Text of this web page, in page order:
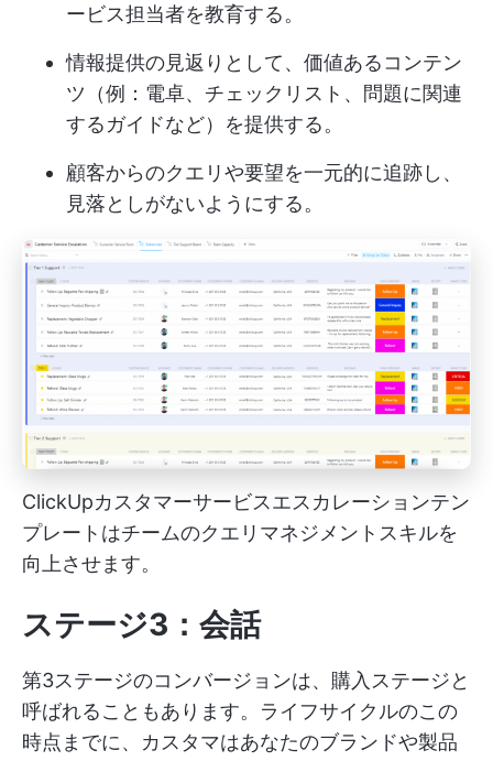
ービス担当者を教育する。
情報提供の見返りとして、価値あるコンテン
ツ（例：電卓、チェックリスト、問題に関連
するガイドなど）を提供する。
顧客からのクエリや要望を一元的に追跡し、
見落としがないようにする。
ClickUpカスタマーサービスエスカレーションテン
プレートはチームのクエリマネジメントスキルを
向上させます。
ステージ3：会話
第3ステージのコンバージョンは、購入ステージと
呼ばれることもあります。ライフサイクルのこの
時点までに、カスタマはあなたのブランドや製品